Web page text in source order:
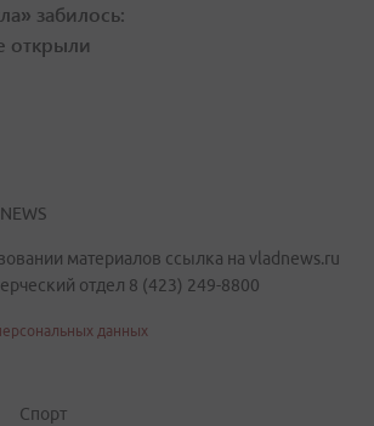
забилось:
открыли
материалов ссылка на vladnews.ru
отдел 8 (423) 249-8800
данных
Спорт